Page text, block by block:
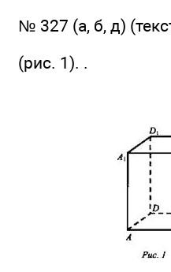
№ 327 (а, б, д)
(рис. 1). .